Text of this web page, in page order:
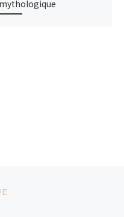
mythologique